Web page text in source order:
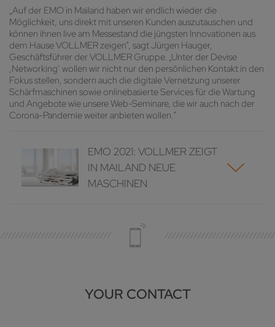
„Auf der EMO in Mailand haben wir endlich wieder die
Möglichkeit, uns direkt mit unseren Kunden auszutauschen und
können ihnen live am Messestand die jüngsten Innovationen aus
dem Hause VOLLMER zeigen“, sagt Jürgen Hauger,
Geschäftsführer der VOLLMER Gruppe. „Unter der Devise
,Networking‘ wollen wir nicht nur den persönlichen Kontakt in den
Fokus stellen, sondern auch die digitale Vernetzung unserer
Schärfmaschinen sowie onlinebasierte Services für die Wartung
und Angebote wie unsere Web-Seminare, die wir auch nach der
Corona-Pandemie weiter anbieten wollen.“
EMO 2021: VOLLMER ZEIGT
IN MAILAND NEUE
MASCHINEN
YOUR CONTACT